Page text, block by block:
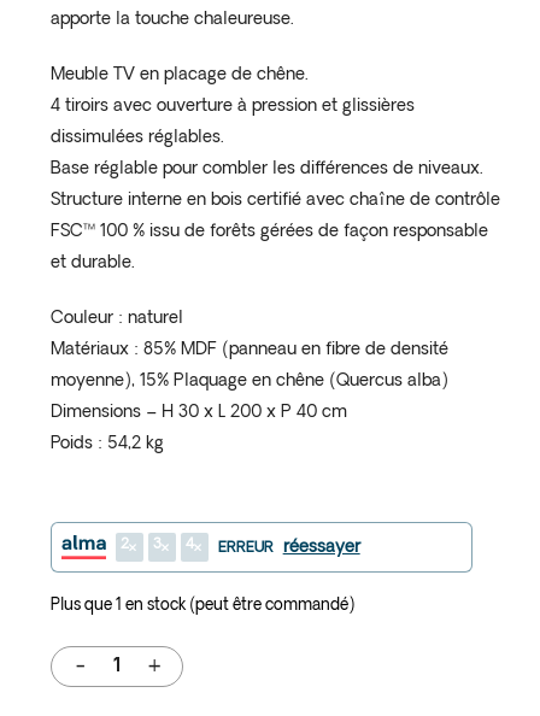
apporte la touche chaleureuse.
Meuble TV en placage de chêne.
4 tiroirs avec ouverture à pression et glissières
dissimulées réglables.
Base réglable pour combler les différences de niveaux.
Structure interne en bois certifié avec chaîne de contrôle
FSC™ 100 % issu de forêts gérées de façon responsable
et durable.
Couleur : naturel
Matériaux : 85% MDF (panneau en fibre de densité
moyenne), 15% Plaquage en chêne (Quercus alba)
Dimensions – H 30 x L 200 x P 40 cm
Poids : 54,2 kg
2 3 4 ERREUR réessayer
Plus que 1 en stock (peut être commandé)